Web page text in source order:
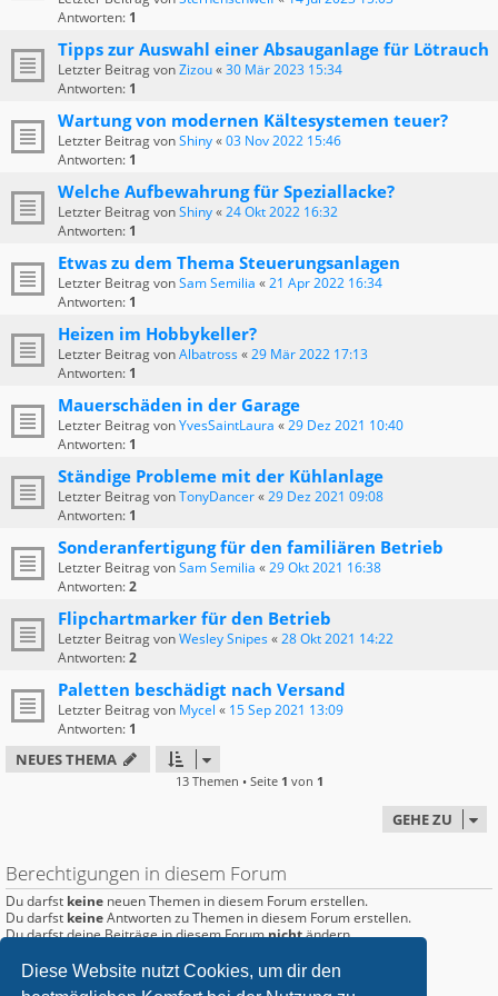
Diese Website nutzt Cookies, um dir den
Antworten: 1
Tipps zur Auswahl einer Absauganlage für Lötrauch
Letzter Beitrag vonZizou«30 Mär 2023 15:34
Antworten: 1
Wartung von modernen Kältesystemen teuer?
Letzter Beitrag vonShiny«03 Nov 2022 15:46
Antworten: 1
Welche Aufbewahrung für Speziallacke?
Letzter Beitrag vonShiny«24 Okt 2022 16:32
Antworten: 1
Etwas zu dem Thema Steuerungsanlagen
Letzter Beitrag vonSam Semilia «21 Apr 2022 16:34
Antworten: 1
Heizen im Hobbykeller?
Letzter Beitrag vonAlbatross«29 Mär 2022 17:13
Antworten: 1
Mauerschäden in der Garage
Letzter Beitrag vonYvesSaintLaura «29 Dez 2021 10:40
Antworten: 1
Ständige Probleme mit der Kühlanlage
Letzter Beitrag vonTonyDancer«29 Dez 2021 09:08
Antworten: 1
Sonderanfertigung für den familiären Betrieb
Letzter Beitrag vonSam Semilia «29 Okt 2021 16:38
Antworten:2
Flipchartmarker für den Betrieb
Letzter Beitrag vonWesley Snipes«28 Okt 2021 14:22
Antworten:2
Paletten beschädigt nach Versand
Letzter Beitrag von Mycel « 15 Sep 2021 13:09
Antworten: 1
NEUES THEMA
13 Themen • Seite 1 von 1
GEHE ZU
Berechtigungen in diesem Forum
Du darfst keine neuen Themen in diesem Forum erstellen.
Du darfst keineAntworten zu Themen in diesem Forum erstellen.
Du darfst deine Beiträge in diesem Forumnichtändern.
Du darfstkeineDateianhänge in diesem Forum erstellen.